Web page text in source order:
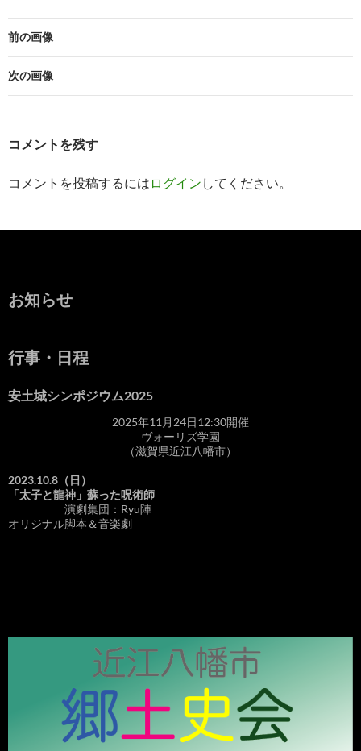
前の画像
次の画像
コメントを残す
コメントを投稿するには ログイン してください。
お知らせ
行事・日程
安土城シンポジウム2025
2025年11月24日12:30開催
ヴォーリズ学園
（滋賀県近江八幡市）
2023.10.8（日）
「太子と龍神」蘇った呪術師
演劇集団：Ryu陣
オリジナル脚本＆音楽劇